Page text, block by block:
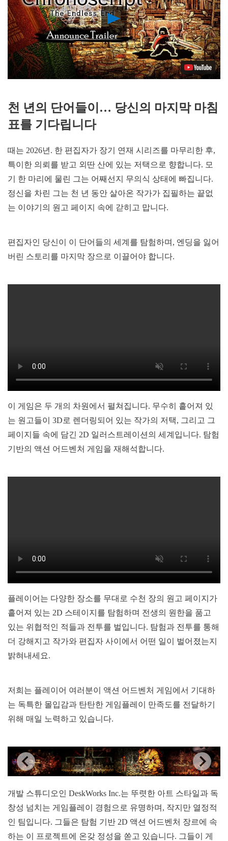
Play
Video
천 년의 단어들이… 당신의 마지막 마침
표를 기다립니다
때는 2026년. 한 편집자가 장기 연재 시리즈를 마무리한 후,
특이한 의뢰를 받고 외딴 산에 있는 저택으로 향합니다. 모
기 한 마리에 물린 그는 어째선지 무의식 상태에 빠집니다.
정신을 차린 그는 천 년 동안 살아온 작가가 집필하는 끝없
는 이야기의 원고 페이지 속에 갇히고 맙니다.
편집자인 당신이 이 단어들의 세계를 탐험하며, 엔딩을 잃어
버린 스토리를 마지막 장으로 이끌어야 합니다.
이 게임은 두 개의 차원에서 펼쳐집니다. 무수히 흩어져 있
는 원고들이 3D로 렌더링되어 있는 작가의 저택, 그리고 그
페이지들 속에 담긴 2D 일러스트레이션의 세계입니다. 탐험
기반의 액션 어드벤처 게임을 재해석합니다.
플레이어는 다양한 장소를 무대로 수천 장의 원고 페이지가
흩어져 있는 2D 스테이지를 탐험하며 전생의 원한을 품고
있는 위협적인 적들과 전투를 벌입니다. 탐험과 전투를 통해
더 강해지고 작가와 편집자 사이에서 어떤 일이 벌어졌는지
밝혀내세요.
저희는 플레이어 여러분이 액션 어드벤처 게임에서 기대하
는 독특한 몰입감과 탄탄한 게임플레이 만족도를 전달하기
위해 매일 노력하고 있습니다.
개발 스튜디오인 DeskWorks Inc.는 뚜렷한 아트 스타일과 독
창성 넘치는 게임플레이 경험으로 유명하며, 작지만 열정적
인 팀입니다. 그들은 탐험 기반 2D 액션 어드벤처 장르에 속
하는 이 프로젝트에 온갖 정성을 쏟고 있습니다. 그들이 게